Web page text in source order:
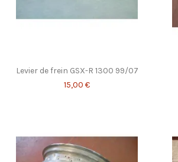
Levier de frein GSX-R 1300 99/07
15,00 €